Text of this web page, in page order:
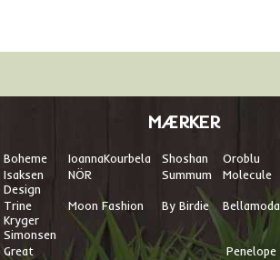
MÆRKER
Boheme IoannaKourbela Shoshan Oroblu
Isaksen
Design
NÖR Summum Molecule
Trine
Kryger
Simonsen
Moon Fashion By Birdie Bellamoda
Great
Penelope